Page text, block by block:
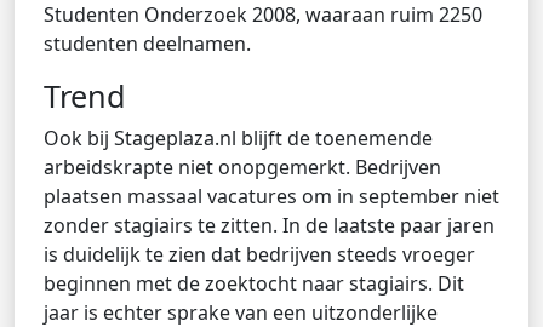
Studenten Onderzoek 2008, waaraan ruim 2250
studenten deelnamen.
Trend
Ook bij Stageplaza.nl blijft de toenemende
arbeidskrapte niet onopgemerkt. Bedrijven
plaatsen massaal vacatures om in september niet
zonder stagiairs te zitten. In de laatste paar jaren
is duidelijk te zien dat bedrijven steeds vroeger
beginnen met de zoektocht naar stagiairs. Dit
jaar is echter sprake van een uitzonderlijke